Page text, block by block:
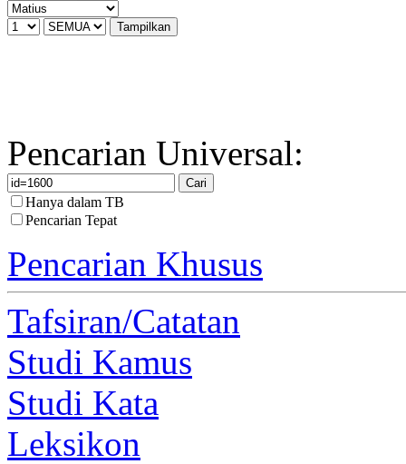
Pencarian Universal:
Hanya dalam TB
Pencarian Tepat
Pencarian Khusus
Tafsiran/Catatan
Studi Kamus
Studi Kata
Leksikon